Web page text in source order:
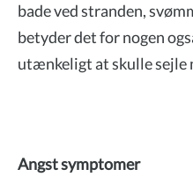
bade ved stranden,
betyder det for nogen
utænkeligt at skulle sejle
Angst symptomer